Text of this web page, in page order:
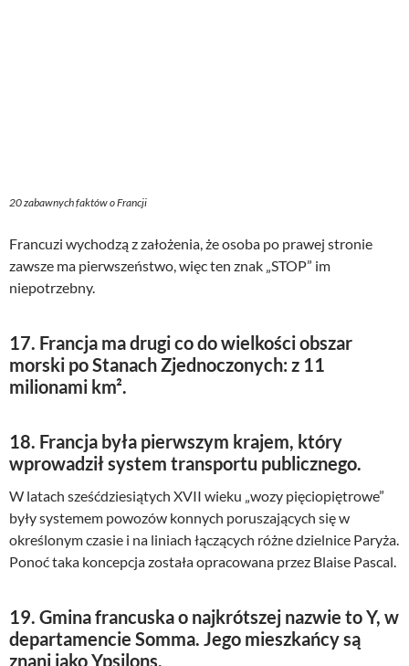
20 zabawnych faktów o Francji
Francuzi wychodzą z założenia, że osoba po prawej stronie
zawsze ma pierwszeństwo, więc ten znak „STOP” im
niepotrzebny.
17. Francja ma drugi co do wielkości obszar
morski po Stanach Zjednoczonych: z 11
milionami km².
18. Francja była pierwszym krajem, który
wprowadził system transportu publicznego.
W latach sześćdziesiątych XVII wieku „wozy pięciopiętrowe”
były systemem powozów konnych poruszających się w
określonym czasie i na liniach łączących różne dzielnice Paryża.
Ponoć taka koncepcja została opracowana przez Blaise Pascal.
19. Gmina francuska o najkrótszej nazwie to Y, w
departamencie Somma. Jego mieszkańcy są
znani jako Ypsilons.